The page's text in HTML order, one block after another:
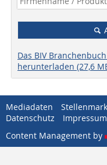
Das BIV
herunterladen (27,6
Mediadaten
Datenschutz
Impressum
Content Management by